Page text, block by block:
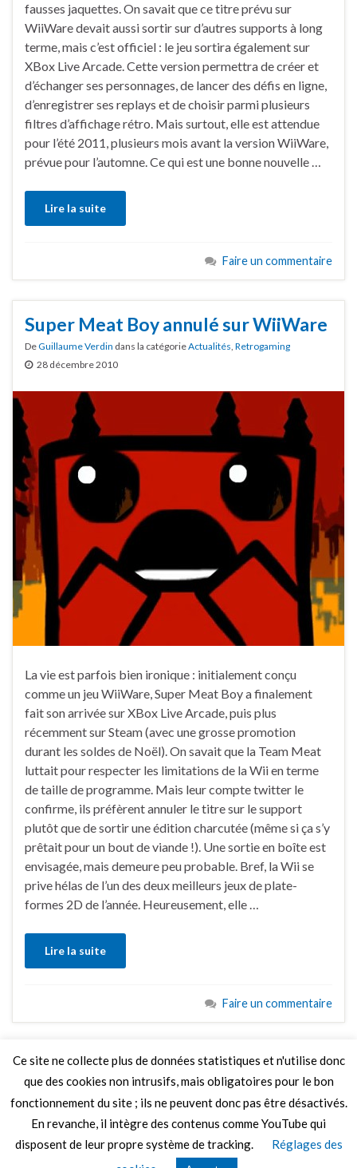
fausses jaquettes. On savait que ce titre prévu sur
WiiWare devait aussi sortir sur d’autres supports à long
terme, mais c’est officiel : le jeu sortira également sur
XBox Live Arcade. Cette version permettra de créer et
d’échanger ses personnages, de lancer des défis en ligne,
d’enregistrer ses replays et de choisir parmi plusieurs
filtres d’affichage rétro. Mais surtout, elle est attendue
pour l’été 2011, plusieurs mois avant la version WiiWare,
prévue pour l’automne. Ce qui est une bonne nouvelle …
Lire la suite
Faire un commentaire
Super Meat Boy annulé sur WiiWare
DeGuillaume Verdin dans la catégorieActualités, Retrogaming
28 décembre 2010
La vie est parfois bien ironique : initialement conçu
comme un jeu WiiWare, Super Meat Boy a finalement
fait son arrivée sur XBox Live Arcade, puis plus
récemment sur Steam (avec une grosse promotion
durant les soldes de Noël). On savait que la Team Meat
luttait pour respecter les limitations de la Wii en terme
de taille de programme. Mais leur compte twitter le
confirme, ils préfèrent annuler le titre sur le support
plutôt que de sortir une édition charcutée (même si ça s’y
prêtait pour un bout de viande !). Une sortie en boîte est
envisagée, mais demeure peu probable. Bref, la Wii se
prive hélas de l’un des deux meilleurs jeux de plate-
formes 2D de l’année. Heureusement, elle …
Lire la suite
Faire un commentaire
LIRE PLUS
Ce site ne collecte plus de données statistiques et n'utilise donc
que des cookies non intrusifs, mais obligatoires pour le bon
fonctionnement du site ; ils ne peuvent donc pas être désactivés.
En revanche, il intègre des contenus comme YouTube qui
disposent de leur propre système de tracking.
Réglages des